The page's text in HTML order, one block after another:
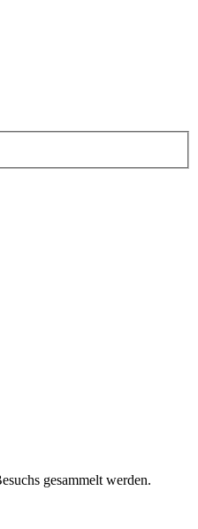
gesammelt werden.